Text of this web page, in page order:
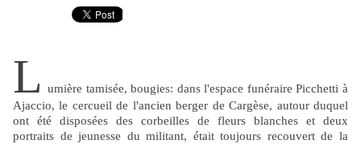
L
umière tamisée, bougies: dans l'espace funéraire Picchetti à
Ajaccio, le cercueil de l'ancien berger de Cargèse, autour duquel
ont été disposées des corbeilles de fleurs blanches et deux
portraits de jeunesse du militant, était toujours recouvert de la